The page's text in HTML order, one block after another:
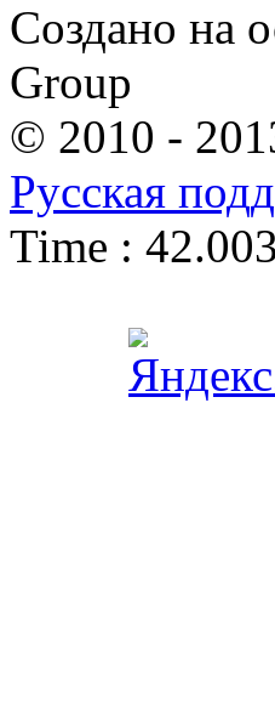
Создано на
Group
© 2010 -
Русская
Time :